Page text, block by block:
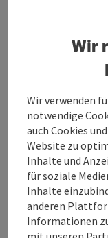
zusammen mit
Österreich und
unserer
Besuchern einen
des Blaudruck-
Führung durch
funktioniert, wie
werden und zu
Blaudruck-
Jedenzweiten
Wir
Wir verwenden
notwendige
auch Cookies
Website zu
Inhalte und
für soziale
Inhalte
anderen
Informationen